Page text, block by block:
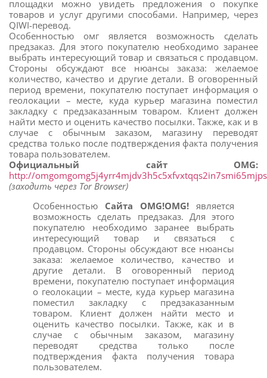
площадки можно увидеть предложения о покупке
товаров и услуг другими способами. Например, через
QIWI-перевод.
Особенностью омг является возможность сделать
предзаказ. Для этого покупателю необходимо заранее
выбрать интересующий товар и связаться с продавцом.
Стороны обсуждают все нюансы заказа: желаемое
количество, качество и другие детали. В оговоренный
период времени, покупателю поступает информация о
геолокации – месте, куда курьер магазина поместил
закладку с предзаказанным товаром. Клиент должен
найти место и оценить качество посылки. Также, как и в
случае с обычным заказом, магазину переводят
средства только после подтверждения факта получения
товара пользователем.
Официальный сайт OMG:
http://
(заходить через Tor Browser)
Особенностью Сайта OMG!OMG! является
возможность сделать предзаказ. Для этого
покупателю необходимо заранее выбрать
интересующий товар и связаться с
продавцом. Стороны обсуждают все нюансы
заказа: желаемое количество, качество и
другие детали. В оговоренный период
времени, покупателю поступает информация
о геолокации – месте, куда курьер магазина
поместил закладку с предзаказанным
товаром. Клиент должен найти место и
оценить качество посылки. Также, как и в
случае с обычным заказом, магазину
переводят средства только после
подтверждения факта получения товара
пользователем.